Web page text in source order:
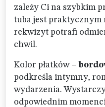
zależy Ci na szybkim
tuba jest praktycznym
rekwizyt potrafi
chwil.
Kolor płatków –
podkreśla intymny,
wydarzenia.
odpowiednim